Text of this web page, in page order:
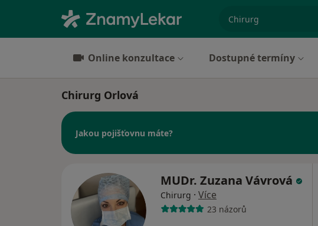
Online konzultace Dostupné termíny
Chirurg Orlová
Jakou pojišťovnu máte?
MUDr. Zuzana Vávrová
Chirurg · Více
23 názorů